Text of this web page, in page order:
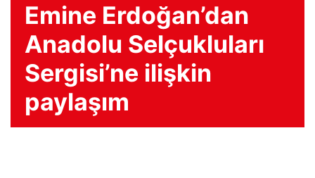
Emine Erdoğan’dan
Anadolu Selçukluları
Sergisi’ne ilişkin
paylaşım